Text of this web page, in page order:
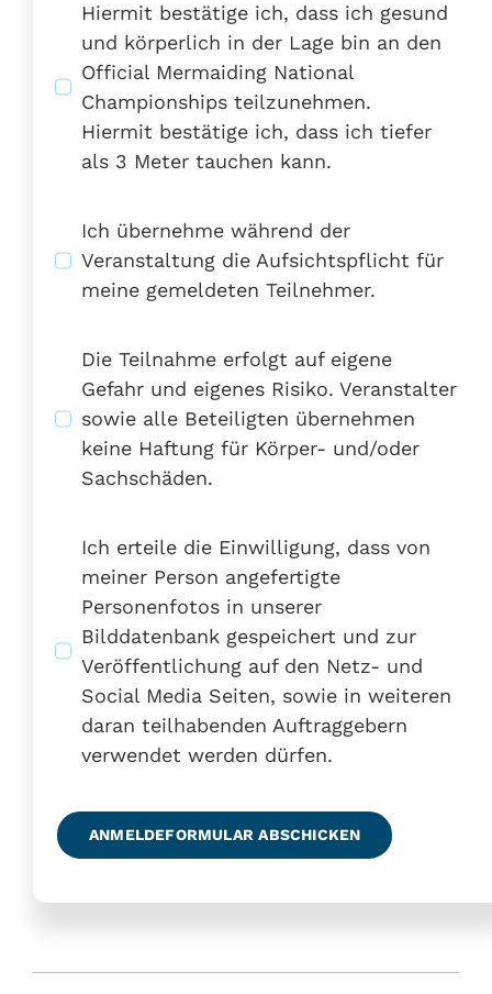
Hiermit bestätige ich, dass ich gesund
und körperlich in der Lage bin an den
Official Mermaiding National
Championships teilzunehmen.
Hiermit bestätige ich, dass ich tiefer
als 3 Meter tauchen kann.
Ich übernehme während der
Veranstaltung die Aufsichtspflicht für
meine gemeldeten Teilnehmer.
Die Teilnahme erfolgt auf eigene
Gefahr und eigenes Risiko. Veranstalter
sowie alle Beteiligten übernehmen
keine Haftung für Körper- und/oder
Sachschäden.
Ich erteile die Einwilligung, dass von
meiner Person angefertigte
Personenfotos in unserer
Bilddatenbank gespeichert und zur
Veröffentlichung auf den Netz- und
Social Media Seiten, sowie in weiteren
daran teilhabenden Auftraggebern
verwendet werden dürfen.
ANMELDEFORMULAR ABSCHICKEN